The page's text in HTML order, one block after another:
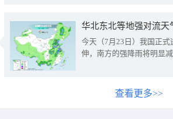
华北东北等地强对流天
今天（7月23日）我国正
伸，南方的强降雨将明显
查看更多>>